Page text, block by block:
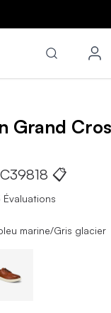
Grand
C39818 📋
Évaluations
marine/Gris glacier